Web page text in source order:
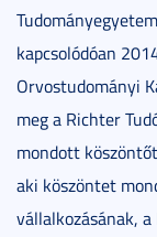
kapcsolódóan
Orvostudományi
meg a Richter
mondott
aki köszöntet
vállalkozásának,